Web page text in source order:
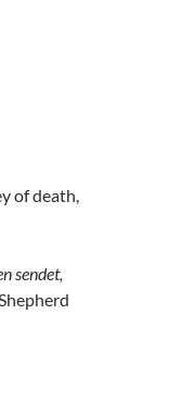
of death,
sendet,